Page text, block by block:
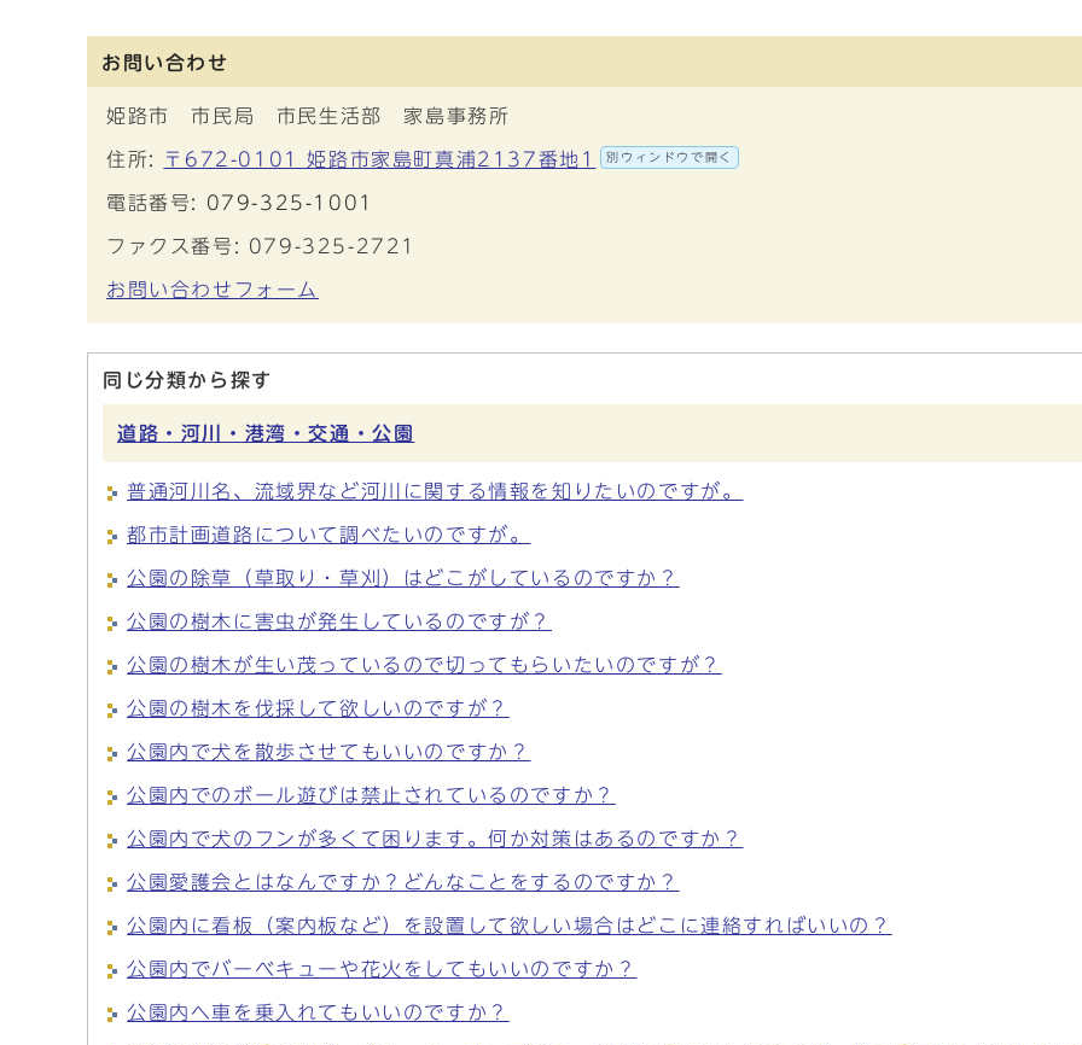
お問い合わせ
姫路市 市民局 市民生活部 家島事務所
住所: 〒672-0101 姫路市家島町真浦2137番地1 別ウィンドウで開く
電話番号: 079-325-1001
ファクス番号: 079-325-2721
お問い合わせフォーム
同じ分類から探す
道路・河川・港湾・交通・公園
普通河川名、流域界など河川に関する情報を知りたいのですが。
都市計画道路について調べたいのですが。
公園の除草（草取り・草刈）はどこがしているのですか？
公園の樹木に害虫が発生しているのですが？
公園の樹木が生い茂っているので切ってもらいたいのですが？
公園の樹木を伐採して欲しいのですが？
公園内で犬を散歩させてもいいのですか？
公園内でのボール遊びは禁止されているのですか？
公園内で犬のフンが多くて困ります。何か対策はあるのですか？
公園愛護会とはなんですか？どんなことをするのですか？
公園内に看板（案内板など）を設置して欲しい場合はどこに連絡すればいいの？
公園内でバーベキューや花火をしてもいいのですか？
公園内へ車を乗入れてもいいのですか？